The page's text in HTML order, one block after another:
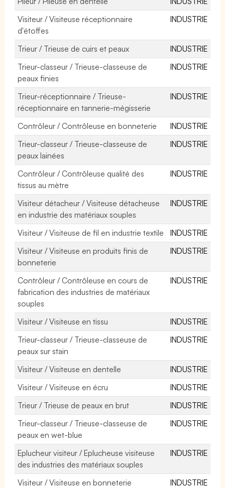
Visiteur / Visiteuse réceptionnaire
d'étoffes
INDUSTRIE
Trieur / Trieuse de cuirs et peaux
INDUSTRIE
Trieur-classeur / Trieuse-classeuse de
peaux finies
INDUSTRIE
Trieur-réceptionnaire / Trieuse-
réceptionnaire en tannerie-mégisserie
INDUSTRIE
Contrôleur / Contrôleuse en bonneterie
INDUSTRIE
Trieur-classeur / Trieuse-classeuse de
peaux lainées
INDUSTRIE
Contrôleur / Contrôleuse qualité des
tissus au mètre
INDUSTRIE
Visiteur détacheur / Visiteuse détacheuse
en industrie des matériaux souples
INDUSTRIE
Visiteur / Visiteuse de fil en industrie textile
INDUSTRIE
Visiteur / Visiteuse en produits finis de
bonneterie
INDUSTRIE
Contrôleur / Contrôleuse en cours de
fabrication des industries de matériaux
souples
INDUSTRIE
Visiteur / Visiteuse en tissu
INDUSTRIE
Trieur-classeur / Trieuse-classeuse de
peaux sur stain
INDUSTRIE
Visiteur / Visiteuse en dentelle
INDUSTRIE
Visiteur / Visiteuse en écru
INDUSTRIE
Trieur / Trieuse de peaux en brut
INDUSTRIE
Trieur-classeur / Trieuse-classeuse de
peaux en wet-blue
INDUSTRIE
Eplucheur visiteur / Eplucheuse visiteuse
des industries des matériaux souples
INDUSTRIE
Visiteur / Visiteuse en bonneterie
INDUSTRIE